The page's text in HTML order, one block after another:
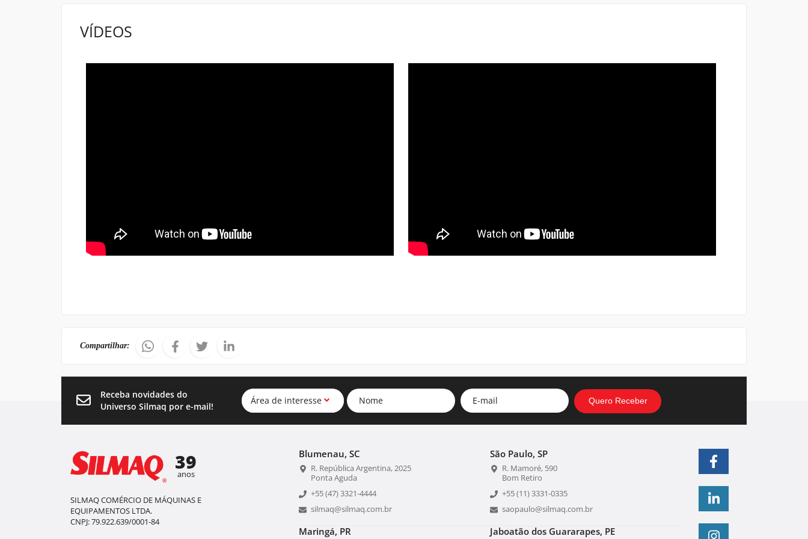
VÍDEOS
Compartilhar:
Receba novidades do
Universo Silmaq por e-mail!
Área de interesse
39
anos
SILMAQ COMÉRCIO DE MÁQUINAS E
EQUIPAMENTOS LTDA.
CNPJ: 79.922.639/0001-84
Blumenau, SC
R. República Argentina, 2025
Ponta Aguda
+55 (47) 3321-4444
silmaq@silmaq.com.br
São Paulo, SP
R. Mamoré, 590
Bom Retiro
+55 (11) 3331-0335
saopaulo@silmaq.com.br
Maringá, PR Jaboatão dos Guararapes, PE